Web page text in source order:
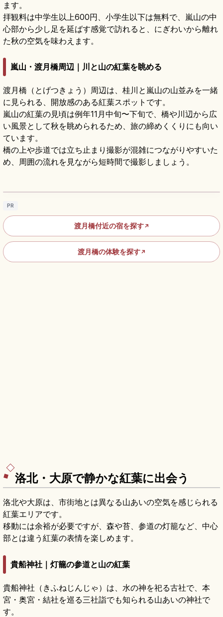
ます。
拝観料は中学生以上600円、小学生以下は無料で、嵐山の中
心部から少し足を延ばす感覚で訪れると、にぎわいから離れ
た秋の空気を味わえます。
嵐山・渡月橋周辺｜川と山の紅葉を眺める
渡月橋（とげつきょう）周辺は、桂川と嵐山の山並みを一緒
に見られる、開放感のある紅葉スポットです。
嵐山の紅葉の見頃は例年11月中旬〜下旬で、橋や川辺から広
い風景として秋を眺められるため、旅の締めくくりにも向い
ています。
橋の上や歩道では立ち止まり撮影が混雑につながりやすいた
め、周囲の流れを見ながら短時間で撮影しましょう。
渡月橋の見どころ｜嵐山の桂川と四季の景色
PR
渡月橋付近の宿を探す↗
渡月橋の体験を探す↗
洛北・大原で静かな紅葉に出会う
洛北や大原は、市街地とは異なる山あいの空気を感じられる
紅葉エリアです。
移動には余裕が必要ですが、森や苔、参道の灯籠など、中心
部とは違う紅葉の表情を楽しめます。
貴船神社｜灯籠の参道と山の紅葉
貴船神社（きふねじんじゃ）は、水の神を祀る古社で、本
宮・奥宮・結社を巡る三社詣でも知られる山あいの神社で
す。